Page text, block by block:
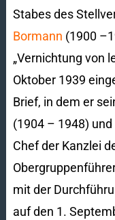
Stabes des
Bormann (1900
„Vernichtung von
Oktober 1939
Brief, in dem er
(1904 – 1948)
Chef der Kanzlei
mit der
auf den 1.